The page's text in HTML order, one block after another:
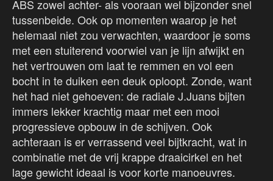
ABS zowel achter- als vooraan wel bijzonder snel
tussenbeide. Ook op momenten waarop je het
helemaal niet zou verwachten, waardoor je soms
met een stuiterend voorwiel van je lijn afwijkt en
het vertrouwen om laat te remmen en vol een
bocht in te duiken een deuk oploopt. Zonde, want
het had niet gehoeven: de radiale J.Juans bijten
immers lekker krachtig maar met een mooi
progressieve opbouw in de schijven. Ook
achteraan is er verrassend veel bijtkracht, wat in
combinatie met de vrij krappe draaicirkel en het
lage gewicht ideaal is voor korte manoeuvres.